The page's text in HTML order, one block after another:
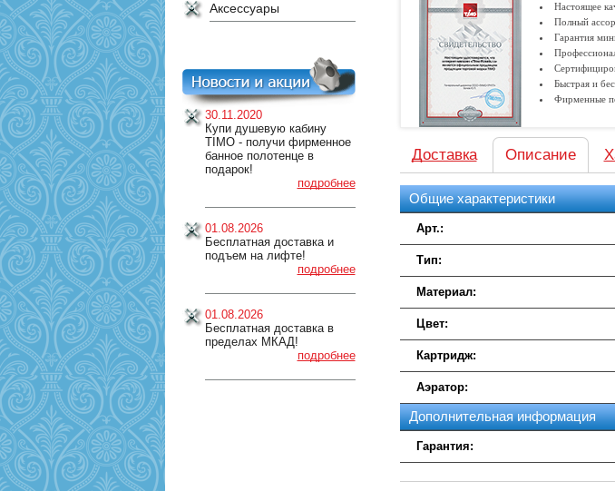
Аксессуары
30.11.2020
Купи душевую кабину
TIMO - получи фирменное
банное полотенце в
подарок!
подробнее
01.08.2026
Бесплатная доставка и
подъем на лифте!
подробнее
01.08.2026
Бесплатная доставка в
пределах МКАД!
подробнее
Настоящее
Полный
Гарантия
Быстрая и
Фирменные
Доставка Описание
Общие характеристики
Арт.:
Тип:
Материал:
Цвет:
Картридж:
Аэратор:
Дополнительная информация
Гарантия: